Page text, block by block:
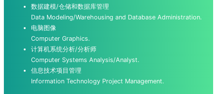
数据建模/仓储和数据库管理
Data Modeling/Warehousing and Database Administration.
电脑图像
Computer Graphics.
计算机系统分析/分析师
Computer Systems Analysis/Analyst.
信息技术项目管理
Information Technology Project Management.